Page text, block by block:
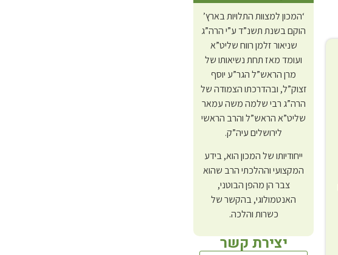
‘המכון למצוות התלויות בארץ’
הוקם בשנת תשנ”ד ע”י הרה”ג
שניאור זלמן רווח שליט”א
ועומד מאז תחת נשיאותו של
מרן הראש”ל הגר”ע יוסף
זצוק”ל, ובהדרכתו הצמודה של
הרה”ג רבי שלמה משה עמאר
שליט”א הראש”ל והרב הראשי
לירושלים עיה”ק.
ייחודיותו של המכון הוא, בידע
המקצועי וההלכתי הרב שהוא
צבר הן מהפן הבוטני,
האנטמולוגי, בהקשר של
כשרות והלכה.
יצירת קשר